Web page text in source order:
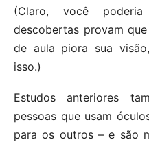
(Claro, você
descobertas provam
de aula piora sua
isso.)
Estudos anteriores
pessoas que usam
para os outros – e são